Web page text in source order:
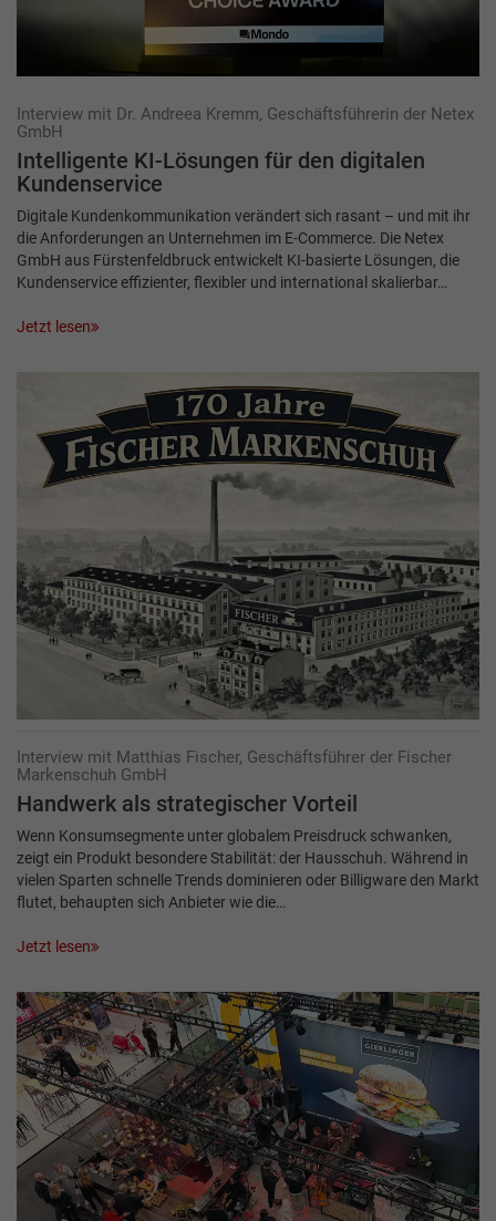
Interview mit Dr. Andreea Kremm, Geschäftsführerin der Netex
GmbH
Intelligente KI-Lösungen für den ­digitalen
Kundenservice
Digitale Kundenkommunikation verändert sich rasant – und mit ihr
die Anforderungen an Unternehmen im E-Commerce. Die Netex
GmbH aus Fürstenfeldbruck entwickelt KI-basierte Lösungen, die
Kundenservice effizienter, flexibler und international skalierbar…
Jetzt lesen
Interview mit Matthias Fischer, Geschäftsführer der Fischer
Markenschuh GmbH
Handwerk als strategischer Vorteil
Wenn Konsumsegmente unter globalem Preisdruck schwanken,
zeigt ein Produkt besondere Stabilität: der Hausschuh. Während in
vielen Sparten schnelle Trends dominieren oder Billigware den Markt
flutet, behaupten sich Anbieter wie die…
Jetzt lesen